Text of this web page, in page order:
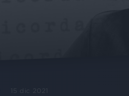
15 dic 2021